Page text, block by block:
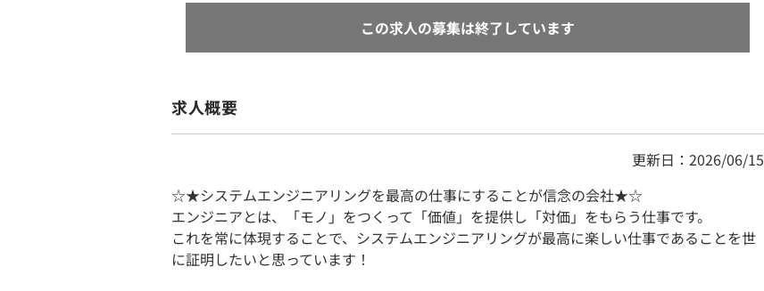
この求人の募集は終了しています
求人概要
更新日：2026/06/15
☆★システムエンジニアリングを最高の仕事にすることが信念の会社★☆
エンジニアとは、「モノ」をつくって「価値」を提供し「対価」をもらう仕事です。
これを常に体現することで、システムエンジニアリングが最高に楽しい仕事であることを世
に証明したいと思っています！